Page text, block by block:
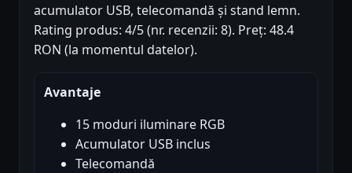
acumulator USB, telecomandă și stand lemn.
Rating produs: 4/5 (nr. recenzii: 8). Preț: 48.4
RON (la momentul datelor).
Avantaje
15 moduri iluminare RGB
Acumulator USB inclus
Telecomandă